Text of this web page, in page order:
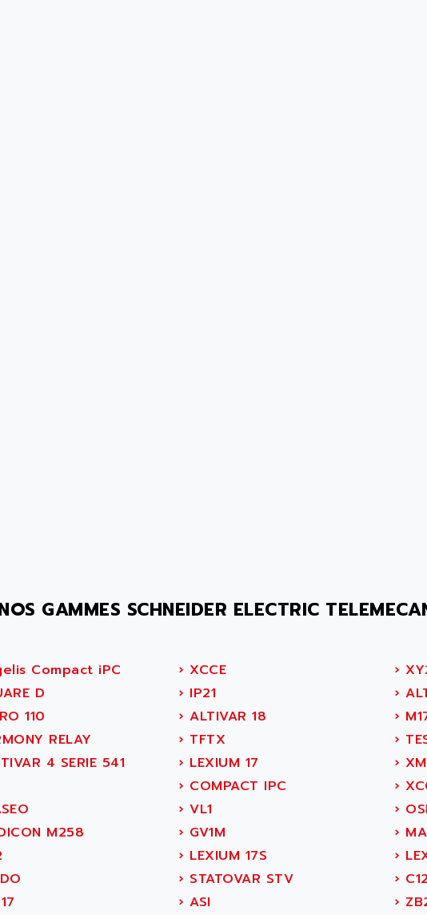
GAMMES SCHNEIDER ELECTRIC
Compact iPC › XCCE ›
D › IP21 ›
110 › ALTIVAR 18 ›
RELAY › TFTX ›
4 SERIE 541 › LEXIUM 17 ›
› COMPACT IPC ›
› VL1 ›
M258 › GV1M ›
› LEXIUM 17S ›
› STATOVAR STV ›
› ASI ›